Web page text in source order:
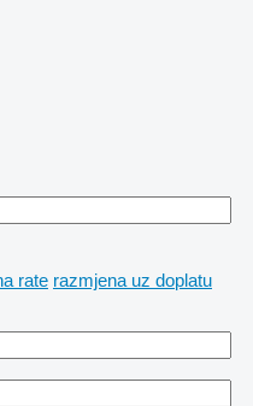
rate razmjena uz doplatu